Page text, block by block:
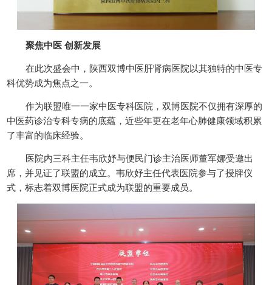
聚焦中医 创新发展
在此次盛会中，陕西双博中医肝肾病医院以其独特的中医专
科优势成为焦点之一。
作为联盟唯一一家中医专科医院，双博医院不仅拥有深厚的
中医药诊治专科专病的底蕴，近些年更在老年心肺健康领域积累
了丰富的临床经验。
医院内三科主任韦欣妤与便民门诊主治医师董军娜受邀出
席，并见证了联盟的成立。韦欣妤主任代表医院参与了授牌仪
式，标志着双博医院正式成为联盟的重要成员。